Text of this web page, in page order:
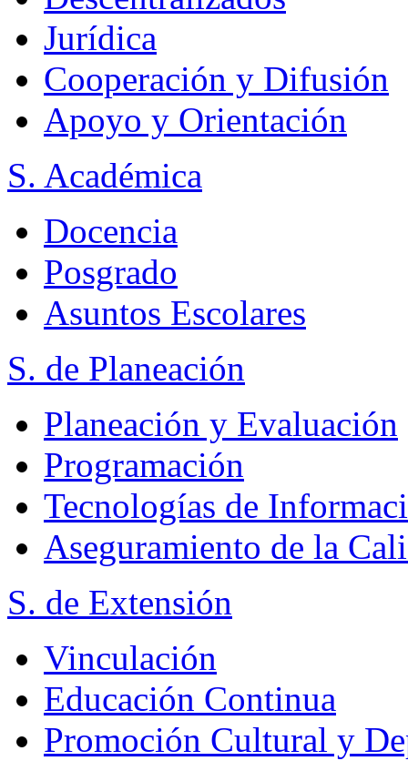
Jurídica
Cooperación y Difusión
Apoyo y Orientación
S. Académica
Docencia
Posgrado
Asuntos Escolares
S. de Planeación
Planeación y Evaluación
Programación
Tecnologías de
Aseguramiento de la
S. de Extensión
Vinculación
Educación Continua
Promoción Cultural y